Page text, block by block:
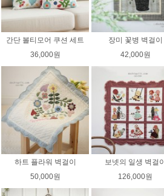
간단 볼티모어 쿠션 세트
36,000원
장미 꽃병 벽걸이
42,000원
하트 플라워 벽걸이
50,000원
보넷의 일생 벽걸이
126,000원